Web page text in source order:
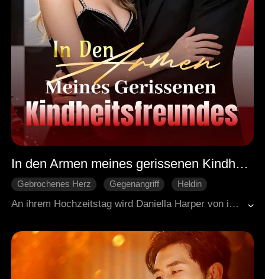
In den Armen meines gerissenen Kindheitsfreundes
Gebrochenes Herz Gegenangriff
Heldin
An ihrem Hochzeitstag wird Daniella Harper von ihrer Stiefschwester Joyce durch eine Brandstiftung hereingelegt. Ihr Ehemann Alexander stellt sich auf Joyces Seite und demütigt Daniella immer wieder. Mit gebrochenem Herzen reicht Daniella entschlossen die Scheidung von Alexander ein und nimmt ihre wahre Identität wieder an: Sie ist die CEO einer exklusiven Luxusmarke. Sie deckt die Wahrheit auf und startet ein eindrucksvolles Comeback. Alle, die einst auf sie herabgesehen haben, bekommen schließlich, was sie verdienen. Gleichzeitig beginnt ihre Beziehung zu ihrem ehemaligen Klassenkameraden Cedric Phillips leise aufzublühen.